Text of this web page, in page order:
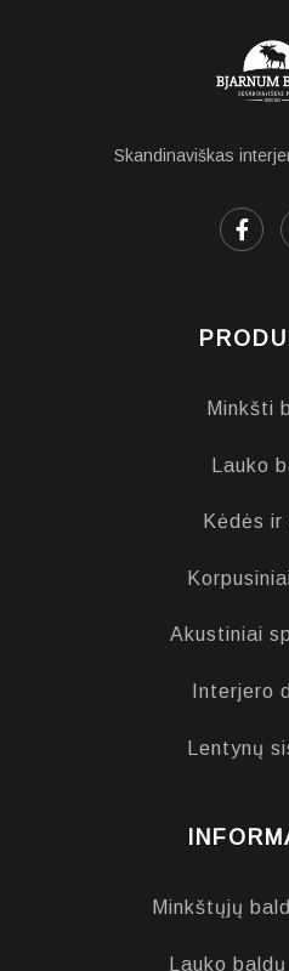
Skandinaviškas
Minkšti
Lauko
Kėdės ir
Akustiniai
Interjero
Lentynų
Minkštųjų
Lauko